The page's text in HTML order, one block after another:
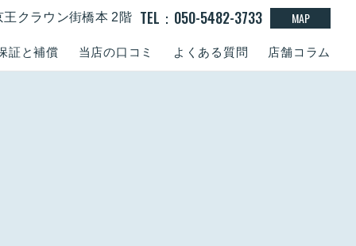
証と補償 当店の口コミ よくある質問 店舗コラム
クラウン街橋本 2階 TEL：050-5482-3733 MAP